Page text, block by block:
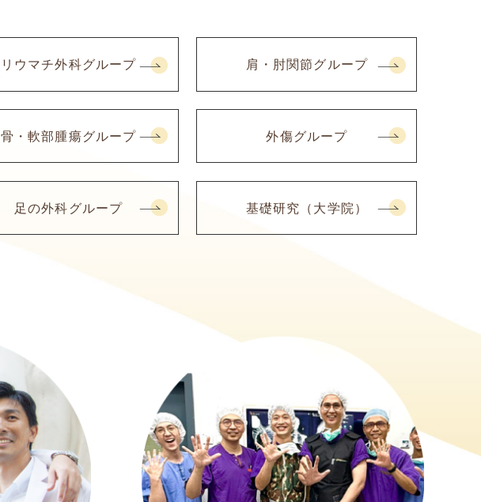
リウマチ外科グループ 肩・肘関節グループ
骨・軟部腫瘍グループ 外傷グループ
足の外科グループ 基礎研究（大学院）